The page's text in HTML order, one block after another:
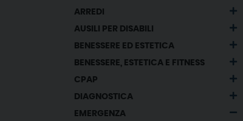
ARREDI
AUSILI PER DISABILI
BENESSERE ED ESTETICA
BENESSERE, ESTETICA E FITNESS
CPAP
DIAGNOSTICA
EMERGENZA